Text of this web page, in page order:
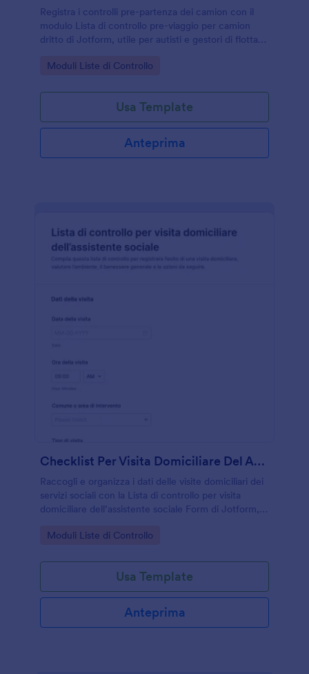
Registra i controlli pre-partenza dei camion con il
modulo Lista di controllo pre-viaggio per camion
dritto di Jotform, utile per autisti e gestori di flotta
tracciabilità delle verifiche.
Go to Category:
Moduli Liste di Controllo
Usa Template
Anteprima
Checklist Per Visita Domiciliare Del Assistente Sociale
Raccogli e organizza i dati delle visite domiciliari dei
servizi sociali con la Lista di controllo per visita
domiciliare dell’assistente sociale Form di Jotform,
interno.
Go to Category:
Moduli Liste di Controllo
Usa Template
Anteprima